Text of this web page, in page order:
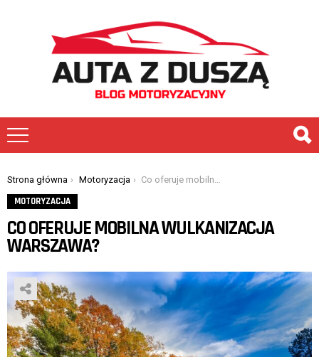
You are here:
Strona główna Motoryzacja Co oferuje mobilna wulkanizacja Warszawa?
MOTORYZACJA
CO OFERUJE MOBILNA WULKANIZACJA
WARSZAWA?